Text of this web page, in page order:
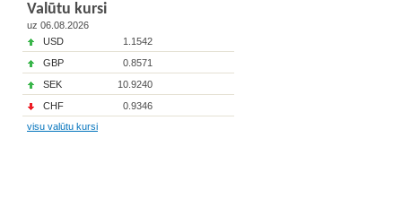
Valūtu kursi
uz 06.08.2026
USD
1.1542
GBP
0.8571
SEK
10.9240
CHF
0.9346
visu valūtu kursi